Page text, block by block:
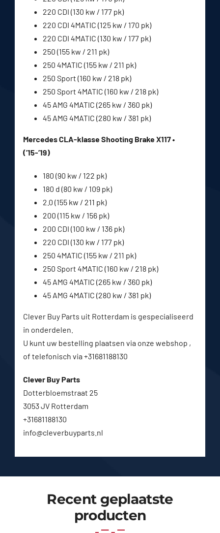
220 CDI (130 kw / 177 pk)
220 CDI 4MATIC (125 kw / 170 pk)
220 CDI 4MATIC (130 kw / 177 pk)
250 (155 kw / 211 pk)
250 4MATIC (155 kw / 211 pk)
250 Sport (160 kw / 218 pk)
250 Sport 4MATIC (160 kw / 218 pk)
45 AMG 4MATIC (265 kw / 360 pk)
45 AMG 4MATIC (280 kw / 381 pk)
Mercedes CLA-klasse Shooting Brake X117 •
(’15-’19)
180 (90 kw / 122 pk)
180 d (80 kw / 109 pk)
2.0 (155 kw / 211 pk)
200 (115 kw / 156 pk)
200 CDI (100 kw / 136 pk)
220 CDI (130 kw / 177 pk)
250 4MATIC (155 kw / 211 pk)
250 Sport 4MATIC (160 kw / 218 pk)
45 AMG 4MATIC (265 kw / 360 pk)
45 AMG 4MATIC (280 kw / 381 pk)
Clever Buy Parts uit Rotterdam is gespecialiseerd
in onderdelen.
U kunt uw bestelling plaatsen via onze webshop ,
of telefonisch via +31681188130
Clever Buy Parts
Dotterbloemstraat 25
3053 JV Rotterdam
+31681188130
info@cleverbuyparts.nl
Recent geplaatste
producten